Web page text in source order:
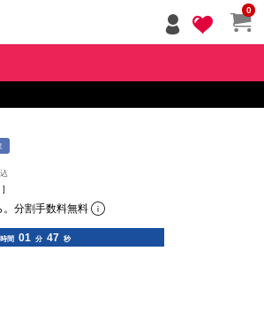
0
]
。分割手数料無料
時間 01 分 45 秒
ジト
ップ